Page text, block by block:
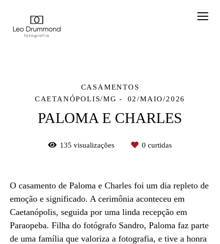
CASAMENTOS
CAETANÓPOLIS/MG
02/MAIO/2026
PALOMA E CHARLES
135 visualizações 0 curtidas
O casamento de Paloma e Charles foi um dia repleto de
emoção e significado. A cerimônia aconteceu em
Caetanópolis, seguida por uma linda recepção em
Paraopeba. Filha do fotógrafo Sandro, Paloma faz parte
de uma família que valoriza a fotografia, e tive a honra